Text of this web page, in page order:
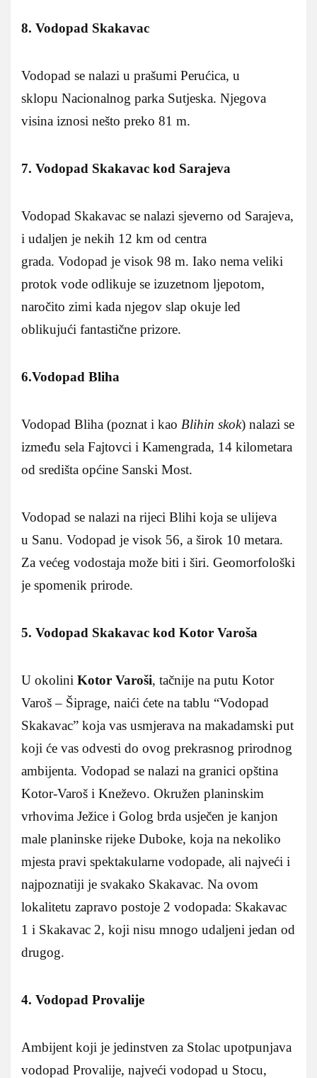
8. Vodopad Skakavac
Vodopad se nalazi u prašumi Perućica, u
sklopu Nacionalnog parka Sutjeska. Njegova
visina iznosi nešto preko 81 m.
7. Vodopad Skakavac kod Sarajeva
Vodopad Skakavac se nalazi sjeverno od Sarajeva,
i udaljen je nekih 12 km od centra
grada. Vodopad je visok 98 m. Iako nema veliki
protok vode odlikuje se izuzetnom ljepotom,
naročito zimi kada njegov slap okuje led
oblikujući fantastične prizore.
6.Vodopad Bliha
Vodopad Bliha (poznat i kao Blihin skok) nalazi se
između sela Fajtovci i Kamengrada, 14 kilometara
od središta općine Sanski Most.
Vodopad se nalazi na rijeci Blihi koja se ulijeva
u Sanu. Vodopad je visok 56, a širok 10 metara.
Za većeg vodostaja može biti i širi. Geomorfološki
je spomenik prirode.
5. Vodopad Skakavac kod Kotor Varoša
U okolini Kotor Varoši, tačnije na putu Kotor
Varoš – Šiprage, naići ćete na tablu “Vodopad
Skakavac” koja vas usmjerava na makadamski put
koji će vas odvesti do ovog prekrasnog prirodnog
ambijenta. Vodopad se nalazi na granici opština
Kotor-Varoš i Kneževo. Okružen planinskim
vrhovima Ježice i Golog brda usječen je kanjon
male planinske rijeke Duboke, koja na nekoliko
mjesta pravi spektakularne vodopade, ali najveći i
najpoznatiji je svakako Skakavac. Na ovom
lokalitetu zapravo postoje 2 vodopada: Skakavac
1 i Skakavac 2, koji nisu mnogo udaljeni jedan od
drugog.
4. Vodopad Provalije
Ambijent koji je jedinstven za Stolac upotpunjava
vodopad Provalije, najveći vodopad u Stocu,